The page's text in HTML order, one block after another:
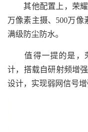
其他配置上，荣耀
万像素主摄、500万像
满级防尘防水。
值得一提的是，荣
计，搭载自研射频增
设计，实现弱网信号增